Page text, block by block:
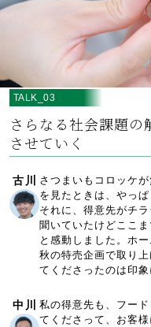
TALK_03
さらなる社会課題の
させていく
古川
さつまいもコロッケ
を見たときは、やっ
それに、得意先がチ
聞いていたけどここ
と感動しました。ホ
秋の特売企画で取り
てくださったのは印象
中川 私の得意先も、フー
てくださって、お客